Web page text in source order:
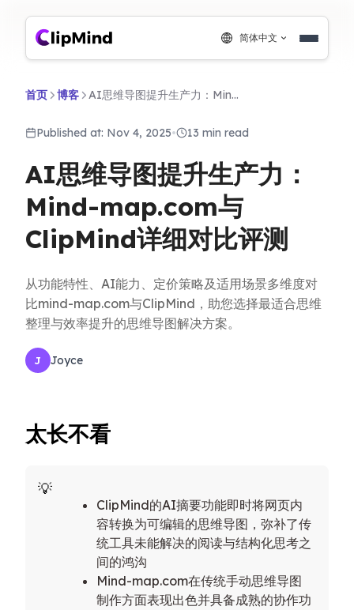
简体中文
首页 博客 AI思维导图提升生产力：Mind-map.com与ClipMind详细对比评测
Published at: Nov 4, 2025• 13 min read
AI思维导图提升生产力：
Mind-map.com与
ClipMind详细对比评测
从功能特性、AI能力、定价策略及适用场景多维度对
比mind-map.com与ClipMind，助您选择最适合思维
整理与效率提升的思维导图解决方案。
J Joyce
太长不看
ClipMind的AI摘要功能即时将网页内
容转换为可编辑的思维导图，弥补了传
统工具未能解决的阅读与结构化思考之
间的鸿沟
Mind-map.com在传统手动思维导图
制作方面表现出色并具备成熟的协作功